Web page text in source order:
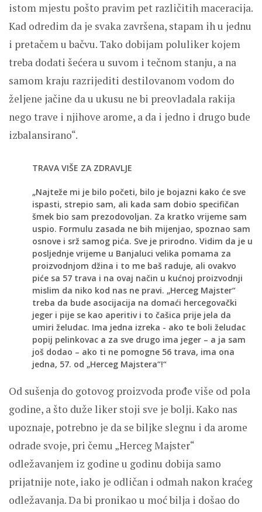
istom mjestu pošto pravim pet različitih maceracija.
Kad odredim da je svaka završena, stapam ih u jednu
i pretačem u bačvu. Tako dobijam poluliker kojem
treba dodati šećera u suvom i tečnom stanju, a na
samom kraju razrijediti destilovanom vodom do
željene jačine da u ukusu ne bi preovladala rakija
nego trave i njihove arome, a da i jedno i drugo bude
izbalansirano“.
TRAVA VIŠE ZA ZDRAVLJE
„Najteže mi je bilo početi, bilo je bojazni kako će sve
ispasti, strepio sam, ali kada sam dobio specifičan
šmek bio sam prezodovoljan. Za kratko vrijeme sam
uspio. Formulu zasada ne bih mijenjao, spoznao sam
osnove i srž samog pića. Sve je prirodno. Vidim da je u
posljednje vrijeme u Banjaluci velika pomama za
proizvodnjom džina i to me baš raduje, ali ovakvo
piće sa 57 trava i na ovaj način u kućnoj proizvodnji
mislim da niko kod nas ne pravi. „Herceg Majster“
treba da bude asocijacija na domaći hercegovački
jeger i pije se kao aperitiv i to čašica prije jela da
umiri želudac. Ima jedna izreka - ako te boli želudac
popij pelinkovac a za sve drugo ima jeger – a ja sam
još dodao – ako ti ne pomogne 56 trava, ima ona
jedna, 57. od „Herceg Majstera“!“
Od sušenja do gotovog proizvoda prođe više od pola
godine, a što duže liker stoji sve je bolji. Kako nas
upoznaje, potrebno je da se biljke slegnu i da arome
odrade svoje, pri čemu „Herceg Majster“
odležavanjem iz godine u godinu dobija samo
prijatnije note, iako je odličan i odmah nakon kraćeg
odležavanja. Da bi pronikao u moć bilja i došao do